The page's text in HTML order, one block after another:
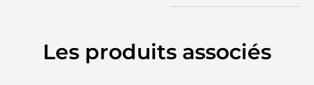
Les produits associés